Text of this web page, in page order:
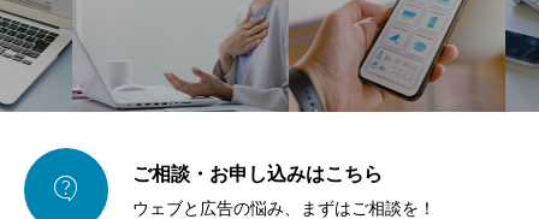
 ご相談・お申し込みはこちら
ウェブと広告の悩み、まずはご相談を！